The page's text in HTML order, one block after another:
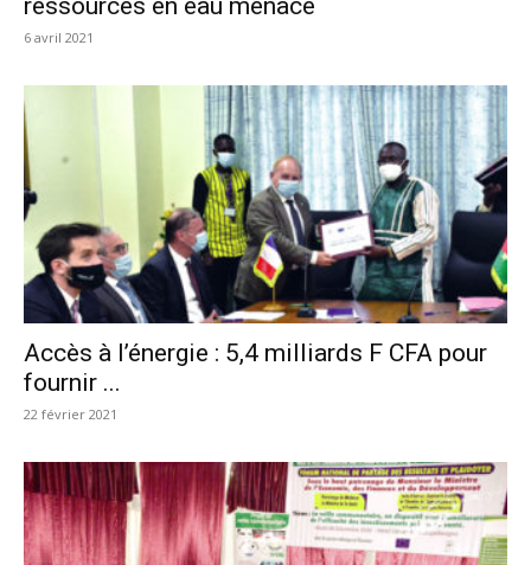
ressources en eau menacé
6 avril 2021
Accès à l’énergie : 5,4 milliards F CFA pour
fournir ...
22 février 2021